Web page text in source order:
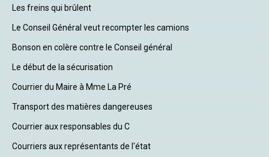
Les freins qui brûlent
Le Conseil Général veut recompter les camions
Bonson en colère contre le Conseil général
Le début de la sécurisation
Courrier du Maire à Mme La Pré
Transport des matières dangereuses
Courrier aux responsables du C
Courriers aux représentants de l'état